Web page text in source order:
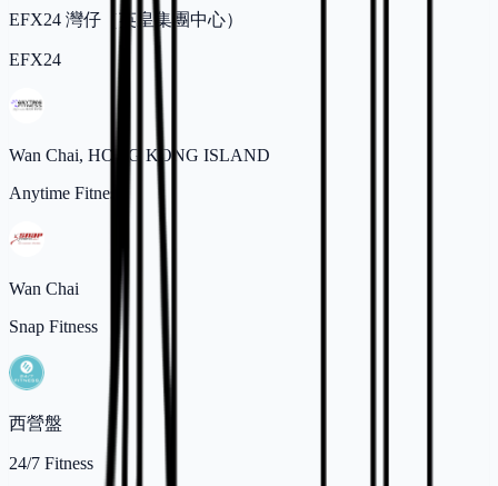
EFX24 灣仔（英皇集團中心）
EFX24
Wan Chai, HONG KONG ISLAND
Anytime Fitness
Wan Chai
Snap Fitness
西營盤
24/7 Fitness